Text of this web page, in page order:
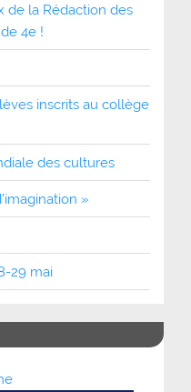
de la Rédaction des
4e !
inscrits au collège
des cultures
»
29 mai